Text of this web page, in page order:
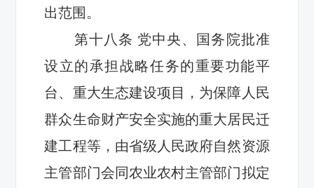
出范围。
第十八条 党中央、国务院批准
设立的承担战略任务的重要功能平
台、重大生态建设项目，为保障人民
群众生命财产安全实施的重大居民迁
建工程等，由省级人民政府自然资源
主管部门会同农业农村主管部门拟定